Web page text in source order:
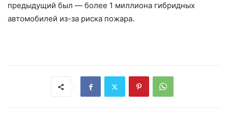
предыдущий был — более 1 миллиона гибридных
автомобилей из-за риска пожара.